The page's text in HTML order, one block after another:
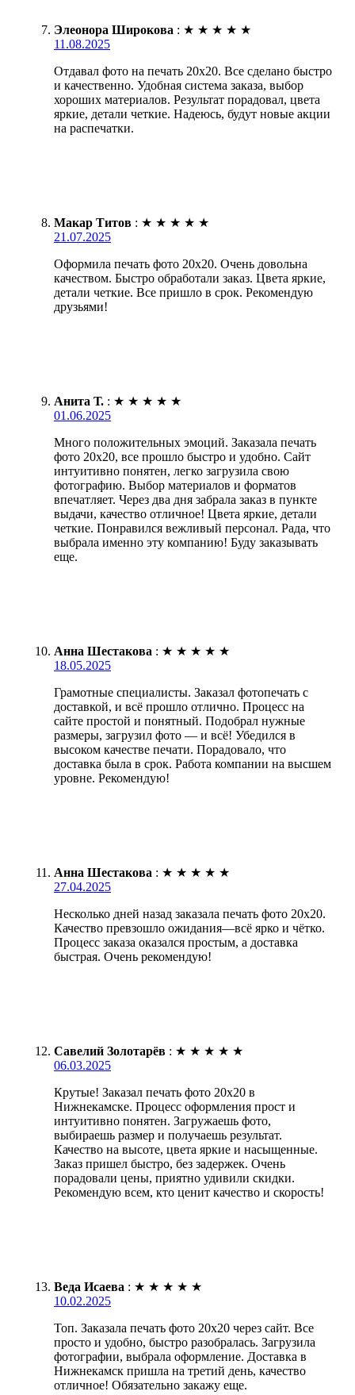
Элеонора Широкова : ★ ★ ★ ★ ★
11.08.2025
Отдавал фото на печать 20х20. Все сделано быстро
и качественно. Удобная система заказа, выбор
хороших материалов. Результат порадовал, цвета
яркие, детали четкие. Надеюсь, будут новые акции
на распечатки.
Макар Титов : ★ ★ ★ ★ ★
21.07.2025
Оформила печать фото 20х20. Очень довольна
качеством. Быстро обработали заказ. Цвета яркие,
детали четкие. Все пришло в срок. Рекомендую
друзьями!
Анита Т. : ★ ★ ★ ★ ★
01.06.2025
Много положительных эмоций. Заказала печать
фото 20х20, все прошло быстро и удобно. Сайт
интуитивно понятен, легко загрузила свою
фотографию. Выбор материалов и форматов
впечатляет. Через два дня забрала заказ в пункте
выдачи, качество отличное! Цвета яркие, детали
четкие. Понравился вежливый персонал. Рада, что
выбрала именно эту компанию! Буду заказывать
еще.
Анна Шестакова : ★ ★ ★ ★ ★
18.05.2025
Грамотные специалисты. Заказал фотопечать с
доставкой, и всё прошло отлично. Процесс на
сайте простой и понятный. Подобрал нужные
размеры, загрузил фото — и всё! Убедился в
высоком качестве печати. Порадовало, что
доставка была в срок. Работа компании на высшем
уровне. Рекомендую!
Анна Шестакова : ★ ★ ★ ★ ★
27.04.2025
Несколько дней назад заказала печать фото 20х20.
Качество превзошло ожидания—всё ярко и чётко.
Процесс заказа оказался простым, а доставка
быстрая. Очень рекомендую!
Савелий Золотарёв : ★ ★ ★ ★ ★
06.03.2025
Крутые! Заказал печать фото 20х20 в
Нижнекамске. Процесс оформления прост и
интуитивно понятен. Загружаешь фото,
выбираешь размер и получаешь результат.
Качество на высоте, цвета яркие и насыщенные.
Заказ пришел быстро, без задержек. Очень
порадовали цены, приятно удивили скидки.
Рекомендую всем, кто ценит качество и скорость!
Веда Исаева : ★ ★ ★ ★ ★
10.02.2025
Топ. Заказала печать фото 20х20 через сайт. Все
просто и удобно, быстро разобралась. Загрузила
фотографии, выбрала оформление. Доставка в
Нижнекамск пришла на третий день, качество
отличное! Обязательно закажу еще.